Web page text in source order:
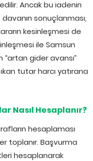
Ancak bu iadenin
sonuçlanması,
kesinleşmesi de
ile Samsun
gider avansı”
tutar harcı yatırana
Nasıl Hesaplanır?
hesaplaması
toplanır. Başvurma
hesaplanarak